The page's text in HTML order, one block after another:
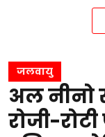
जलवायु
अल नीनो
रोजी-